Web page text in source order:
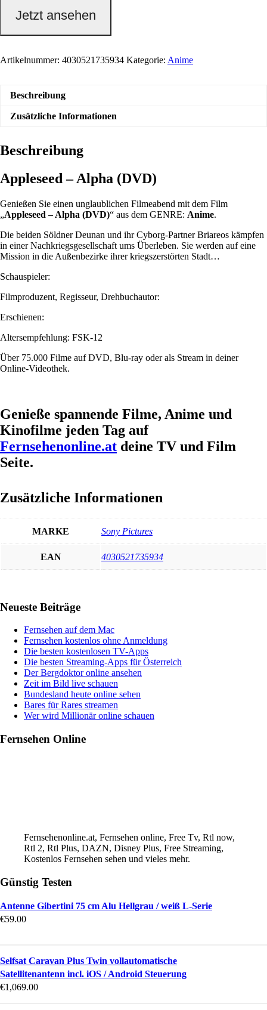
Jetzt ansehen
Artikelnummer: 4030521735934 Kategorie: Anime
Beschreibung
Zusätzliche Informationen
Beschreibung
Appleseed – Alpha (DVD)
Genießen Sie einen unglaublichen Filmeabend mit dem Film
„Appleseed – Alpha (DVD)“ aus dem GENRE: Anime.
Die beiden Söldner Deunan und ihr Cyborg-Partner Briareos kämpfen
in einer Nachkriegsgesellschaft ums Überleben. Sie werden auf eine
Mission in die Außenbezirke ihrer kriegszerstörten Stadt…
Schauspieler:
Filmproduzent, Regisseur, Drehbuchautor:
Erschienen:
Altersempfehlung: FSK-12
Über 75.000 Filme auf DVD, Blu-ray oder als Stream in deiner
Online-Videothek.
Genieße spannende Filme, Anime und
Kinofilme jeden Tag auf
Fernsehenonline.at deine TV und Film
Seite.
Zusätzliche Informationen
MARKE Sony Pictures
EAN 4030521735934
Sidebar
Neueste Beiträge
Fernsehen auf dem Mac
Fernsehen kostenlos ohne Anmeldung
Die besten kostenlosen TV-Apps
Die besten Streaming-Apps für Österreich
Der Bergdoktor online ansehen
Zeit im Bild live schauen
Bundesland heute online sehen
Bares für Rares streamen
Wer wird Millionär online schauen
Fernsehen Online
Fernsehenonline.at, Fernsehen online, Free Tv, Rtl now,
Rtl 2, Rtl Plus, DAZN, Disney Plus, Free Streaming,
Kostenlos Fernsehen sehen und vieles mehr.
Günstig Testen
Antenne Gibertini 75 cm Alu Hellgrau / weiß L-Serie
€59.00
Selfsat Caravan Plus Twin vollautomatische
Satellitenantenn incl. iOS / Android Steuerung
€1,069.00